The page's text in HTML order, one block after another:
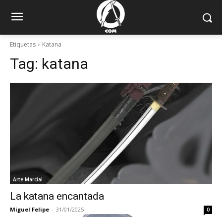
Etiquetas Katana
Tag: katana
Arte Marcial
La katana encantada
Miguel Felipe - 31/01/2025 0